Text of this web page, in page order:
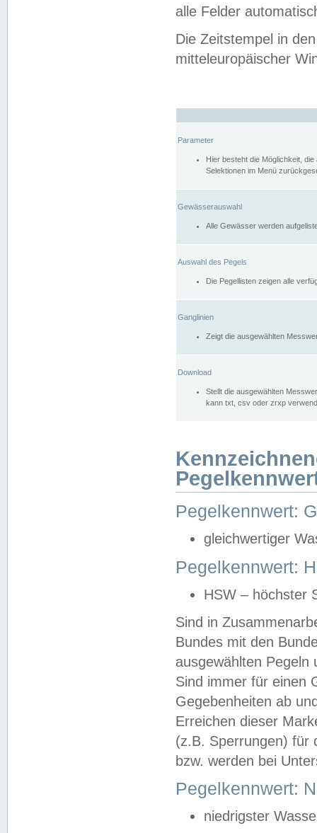
alle Felder
Die Zeitstempel in
mitteleuropäischer
Parameter
Hier besteht die Möglichkeit,
Selektionen im Menü
Gewässerauswahl
Alle Gewässer werden
Auswahl des Pegels
Die Pegellisten zeigen alle
Ganglinien
Zeigt die ausgewählten
Download
Stellt die ausgewählten
kann txt, csv oder zrxp
Pegelkennwert:
gleichwertiger
Pegelkennwert:
HSW – höchster
Sind in
Bundes mit den
ausgewählten
Sind immer für einen
Gegebenheiten ab
Erreichen dieser
(z.B. Sperrungen) für
bzw. werden bei
Pegelkennwert:
niedrigster